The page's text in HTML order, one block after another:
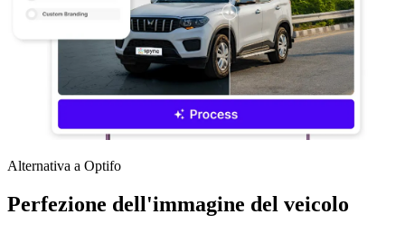
Alternativa a Optifo
Perfezione dell'immagine del veicolo